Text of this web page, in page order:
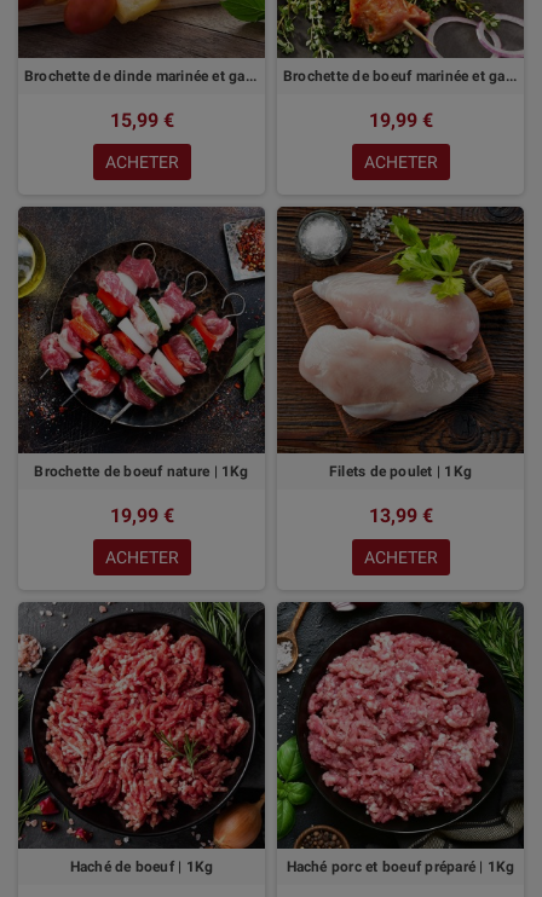
Brochette de dinde marinée et garnie | 1Kg
15,99 €
ACHETER
Brochette de boeuf marinée et garnie | 1Kg
19,99 €
ACHETER
Brochette de boeuf nature | 1Kg
19,99 €
ACHETER
Filets de poulet | 1Kg
13,99 €
ACHETER
Haché de boeuf | 1Kg Haché porc et boeuf préparé | 1Kg